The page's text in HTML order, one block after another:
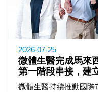
2026-07-25
微體生醫完成馬來
第一階段串接，建
微體生醫持續推動國